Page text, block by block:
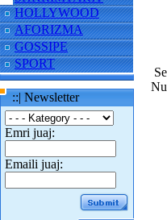
HOLLYWOOD
AFORIZMA
GOSSIPE
SPORT
::| Newsletter
Emri juaj:
Emaili juaj: